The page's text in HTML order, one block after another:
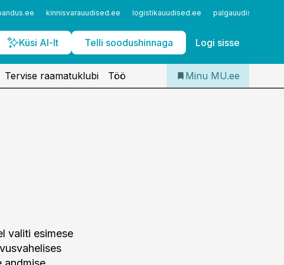
kinnisvarauudised.ee logistikauudised.ee palgauudised.ee
Küsi AI-lt Telli soodushinnaga Logi sisse
Iseteenindus
Telli Meditsiiniuudised
Tervise raamatuklubi Töö Minu MU.ee
valiti esimese